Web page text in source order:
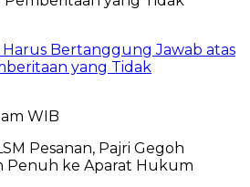
Harus Bertanggung Jawab atas
yang Tidak
WIB